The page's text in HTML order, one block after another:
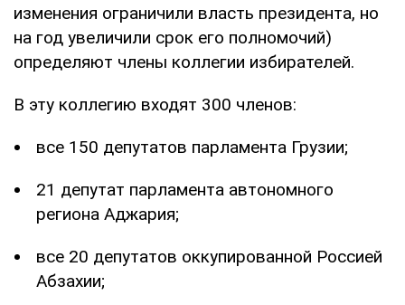
изменения ограничили власть президента, но
на год увеличили срок его полномочий)
определяют члены коллегии избирателей.
В эту коллегию входят 300 членов:
все 150 депутатов парламента Грузии;
21 депутат парламента автономного
региона Аджария;
все 20 депутатов оккупированной Россией
Абзахии;